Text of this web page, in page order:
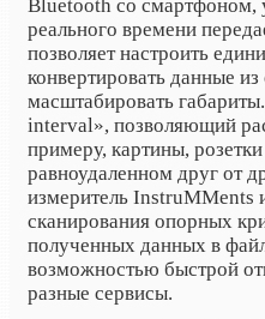
Bluetooth со смартфоном,
реального времени
позволяет настроить
конвертировать данные
масштабировать
interval», позволяющий
примеру, картины,
равноудаленном друг от
измеритель InstruMMents
сканирования опорных
полученных данных в
возможностью быстрой
разные сервисы.